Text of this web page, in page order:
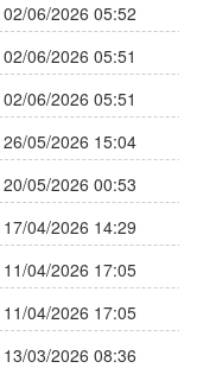
02/06/2026 05:52
02/06/2026 05:51
02/06/2026 05:51
26/05/2026 15:04
20/05/2026 00:53
17/04/2026 14:29
11/04/2026 17:05
11/04/2026 17:05
13/03/2026 08:36